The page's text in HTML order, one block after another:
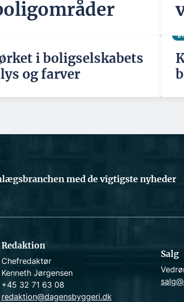
i boligselskabets
og farver
med de vigtigste nyheder
Redaktion
Chefredaktør
Kenneth Jørgensen
+45 32 71 63 08
redaktion@dagensbyggeri.dk
Salg